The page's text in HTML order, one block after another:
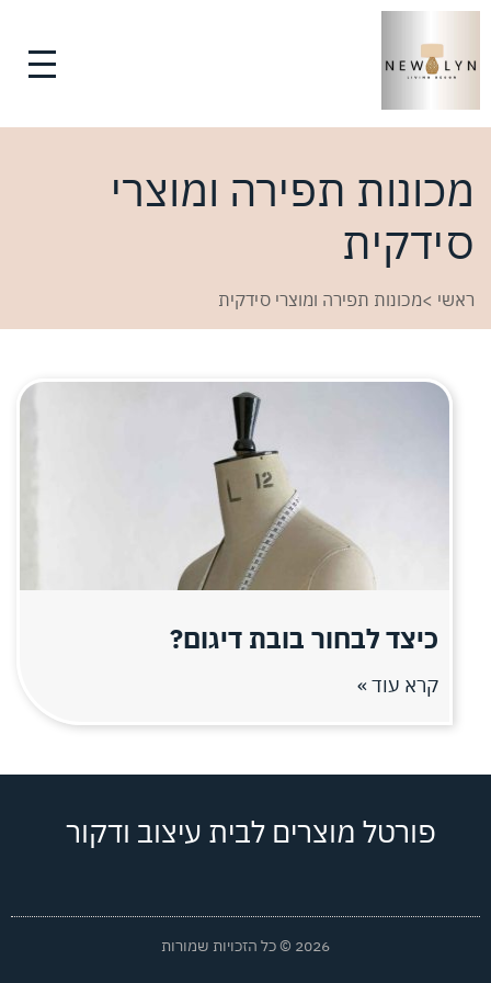
מכונות תפירה ומוצרי
סידקית
ראשי >מכונות תפירה ומוצרי סידקית
כיצד לבחור בובת דיגום?
קרא עוד »
פורטל מוצרים לבית עיצוב ודקור
2026 © כל הזכויות שמורות